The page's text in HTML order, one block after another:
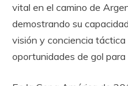
vital en el camino de
demostrando su
visión y conciencia
oportunidades de gol para